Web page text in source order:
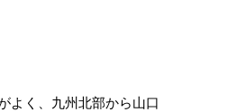
よく、九州北部から山口